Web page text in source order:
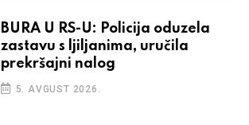
BURA U RS-U: Policija oduzela
zastavu s ljiljanima, uručila
prekršajni nalog
5. AVGUST 2026.